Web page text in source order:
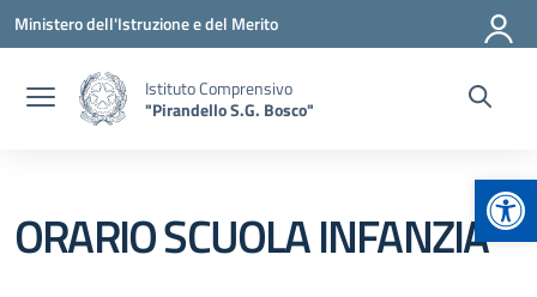
Vai ai contenuti
Vai al menu di navigazione
Vai al footer
Ministero dell'Istruzione e del Merito
Istituto Comprensivo
"Pirandello S.G. Bosco"
ORARIO SCUOLA INFANZIA